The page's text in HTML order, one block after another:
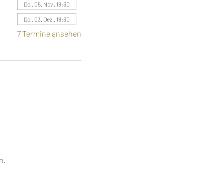
Do., 05. Nov., 18:30
Do., 03. Dez., 18:30
7 Termine ansehen